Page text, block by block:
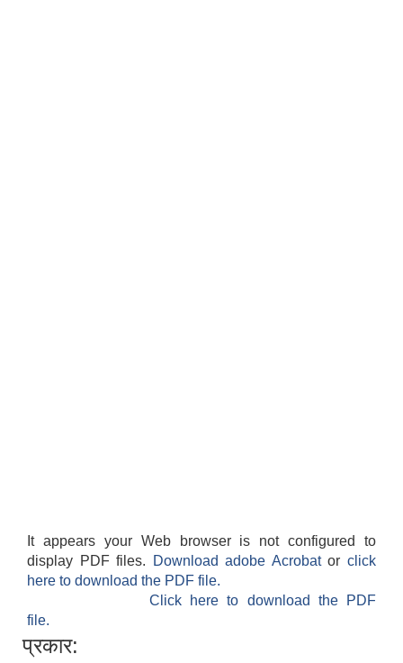
It appears your Web browser is not configured to
display PDF files.
Download adobe Acrobatorclick
here to download the PDF file.
Click here to download the PDF
file.
प्रकार: